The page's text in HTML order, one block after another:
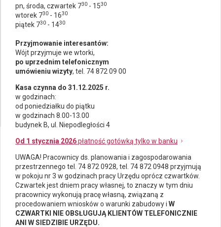
pn, środa, czwartek 730 - 1530
wtorek 730 - 1630
piątek 730 - 1430
Przyjmowanie interesantów:
Wójt przyjmuje we wtorki,
po uprzednim telefonicznym
umówieniu wizyty, tel. 74 872 09 00
Kasa czynna do 31.12.2025 r.
w godzinach:
od poniedziałku do piątku
w godzinach 8.00-13.00
budynek B, ul. Niepodległości 4
Od 1 stycznia 2026płatność gotówką tylko w banku
UWAGA! Pracownicy ds. planowania i zagospodarowania
przestrzennego tel. 74 872 0928, tel. 74 872 0948 przyjmują
w pokoju nr 3 w godzinach pracy Urzędu oprócz czwartków.
Czwartek jest dniem pracy własnej, to znaczy w tym dniu
pracownicy wykonują pracę własną, związaną z
procedowaniem wniosków o warunki zabudowy i W
CZWARTKI NIE OBSŁUGUJĄ KLIENTÓW TELEFONICZNIE
ANI W SIEDZIBIE URZĘDU.